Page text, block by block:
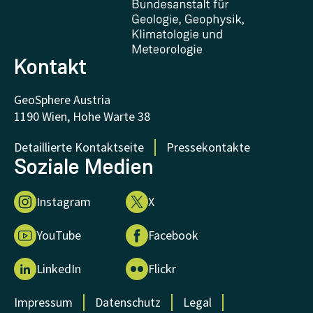
FAQ - Häufig gestellte Fragen
Forschung unterstützen
Kontakt
GeoSphere Austria
1190 Wien, Hohe Warte 38
Detaillierte Kontaktseite
Pressekontakte
Soziale Medien
Instagram X
YouTube Facebook
LinkedIn Flickr
Impressum Datenschutz
Legal